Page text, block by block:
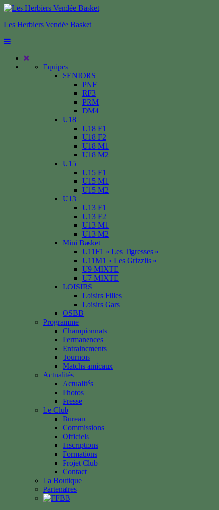
Les Herbiers Vendée Basket
Equipes
SENIORS
PNF
RF3
PRM
DM4
U18
U18 F1
U18 F2
U18 M1
U18 M2
U15
U15 F1
U15 M1
U15 M2
U13
U13 F1
U13 F2
U13 M1
U13 M2
Mini Basket
U11F1 « Les Tigresses »
U11M1 « Les Grizzlis »
U9 MIXTE
U7 MIXTE
LOISIRS
Loisirs Filles
Loisirs Gars
OSBB
Programme
Championnats
Permanences
Entrainements
Tournois
Matchs amicaux
Actualités
Actualités
Photos
Presse
Le Club
Bureau
Commissions
Officiels
Inscriptions
Formations
Projet Club
Contact
La Boutique
Partenaires